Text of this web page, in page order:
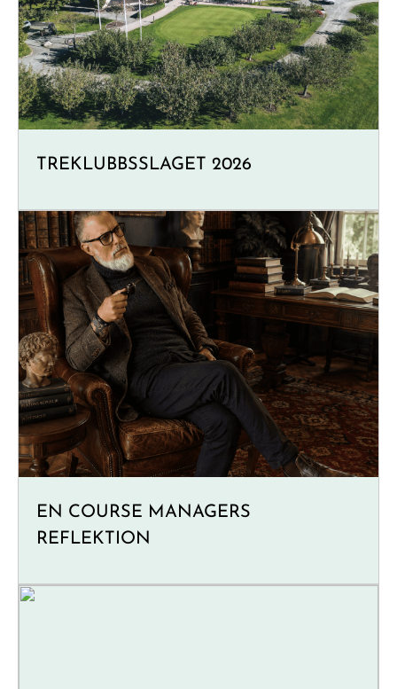
TREKLUBBSSLAGET 2026
EN COURSE MANAGERS
REFLEKTION